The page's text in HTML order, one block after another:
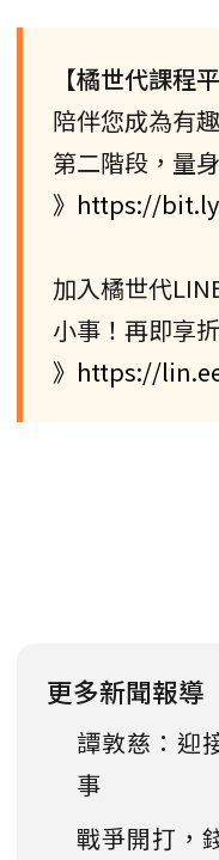
【橘世代課程平
陪伴您成為有
第二階段，量
》https://
加入橘世代
小事！再即享
》https://
更多新聞報導
譚敦慈：迎
事
戰爭開打，